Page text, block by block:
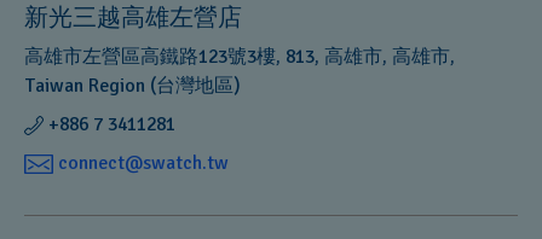
新光三越高雄左營店
高雄市左營區高鐵路123號3樓, 813, 高雄市, 高雄市,
Taiwan Region (台灣地區)
+886 7 3411281
connect@swatch.tw